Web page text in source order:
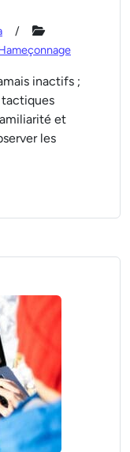
inactifs ;
tactiques
et
les